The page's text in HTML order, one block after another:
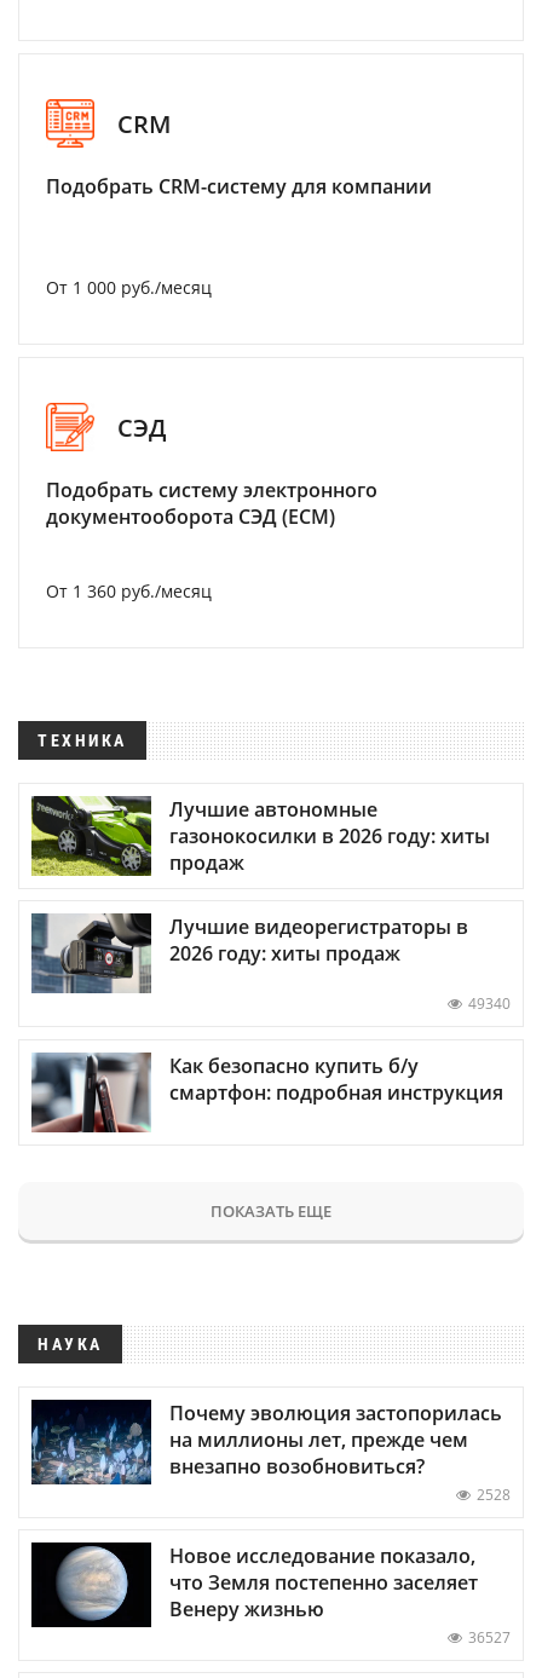
CRM
Подобрать CRM-систему для компании
От 1 000 руб./месяц
СЭД
Подобрать систему электронного
документооборота СЭД (ECM)
От 1 360 руб./месяц
ТЕХНИКА
Лучшие автономные
газонокосилки в 2026 году: хиты
продаж
Лучшие видеорегистраторы в
2026 году: хиты продаж
49340
Как безопасно купить б/у
смартфон: подробная инструкция
ПОКАЗАТЬ ЕЩЕ
НАУКА
Почему эволюция застопорилась
на миллионы лет, прежде чем
внезапно возобновиться?
2528
Новое исследование показало,
что Земля постепенно заселяет
Венеру жизнью
36527